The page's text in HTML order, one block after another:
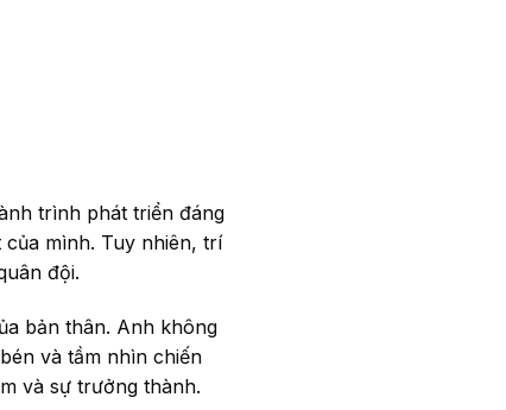
trình phát triển đáng
mình. Tuy nhiên, trí
đội.
bản thân. Anh không
và tầm nhìn chiến
và sự trưởng thành.